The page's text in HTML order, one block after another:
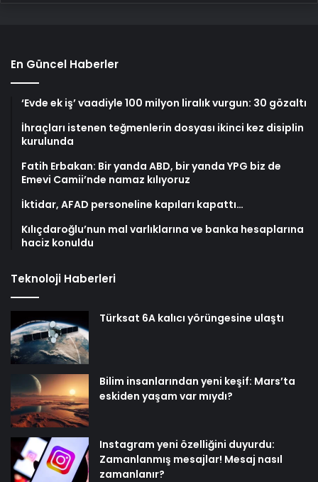
En Güncel Haberler
‘Evde ek iş’ vaadiyle 100 milyon liralık vurgun: 30 gözaltı
İhraçları istenen teğmenlerin dosyası ikinci kez disiplin
kurulunda
Fatih Erbakan: Bir yanda ABD, bir yanda YPG biz de
Emevi Camii’nde namaz kılıyoruz
İktidar, AFAD personeline kapıları kapattı…
Kılıçdaroğlu’nun mal varlıklarına ve banka hesaplarına
haciz konuldu
Teknoloji Haberleri
Türksat 6A kalıcı yörüngesine ulaştı
Bilim insanlarından yeni keşif: Mars’ta
eskiden yaşam var mıydı?
Instagram yeni özelliğini duyurdu:
Zamanlanmış mesajlar! Mesaj nasıl
zamanlanır?